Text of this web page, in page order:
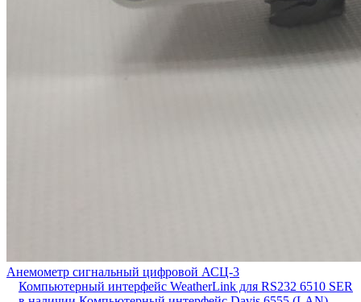
Анемометр сигнальный цифровой АСЦ-3
Компьютерный интерфейс WeatherLink для RS232 6510 SER